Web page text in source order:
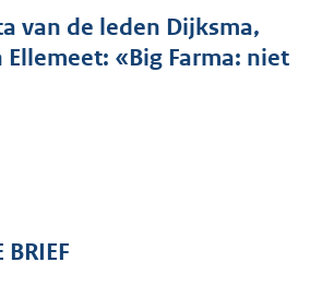
d
s
g
van de leden Dijksma,
Ellemeet: «Big Farma: niet
BRIEF